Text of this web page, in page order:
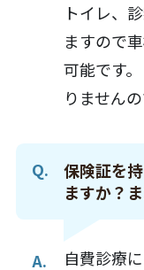
トイレ、
ますので
可能です
りません
保険証を
ますか？
自費診療